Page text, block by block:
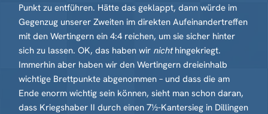
Punkt zu entführen. Hätte das geklappt, dann würde im
Gegenzug unserer Zweiten im direkten Aufeinandertreffen
mit den Wertingern ein 4:4 reichen, um sie sicher hinter
sich zu lassen. OK, das haben wir nichthingekriegt.
Immerhin aber haben wir den Wertingern dreieinhalb
wichtige Brettpunkte abgenommen – und dass die am
Ende enorm wichtig sein können, sieht man schon daran,
dass Kriegshaber II durch einen 7½-Kantersieg in Dillingen